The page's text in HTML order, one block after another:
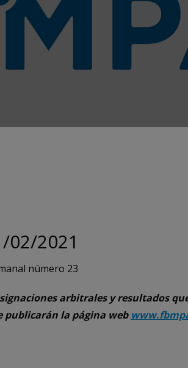
2021
número 23
arbitrales y resultados
publicarán la página web